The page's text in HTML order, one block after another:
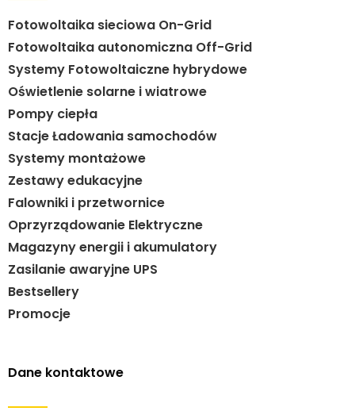
Fotowoltaika sieciowa On-Grid
Fotowoltaika autonomiczna Off-Grid
Systemy Fotowoltaiczne hybrydowe
Oświetlenie solarne i wiatrowe
Pompy ciepła
Stacje Ładowania samochodów
Systemy montażowe
Zestawy edukacyjne
Falowniki i przetwornice
Oprzyrządowanie Elektryczne
Magazyny energii i akumulatory
Zasilanie awaryjne UPS
Bestsellery
Promocje
Dane kontaktowe